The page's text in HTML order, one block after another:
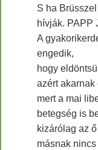
S ha
hívják. PAPP
A
engedik,
hogy
azért
mert a mai
betegség is
kizárólag az
másnak